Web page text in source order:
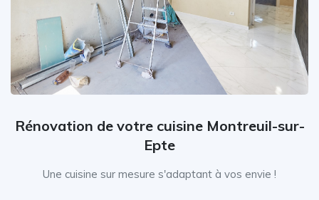
Rénovation de votre cuisine Montreuil-sur-
Epte
Une cuisine sur mesure s'adaptant à vos envie !